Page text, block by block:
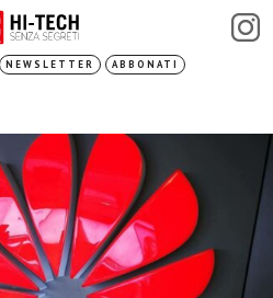
NEWSLETTER ABBONATI